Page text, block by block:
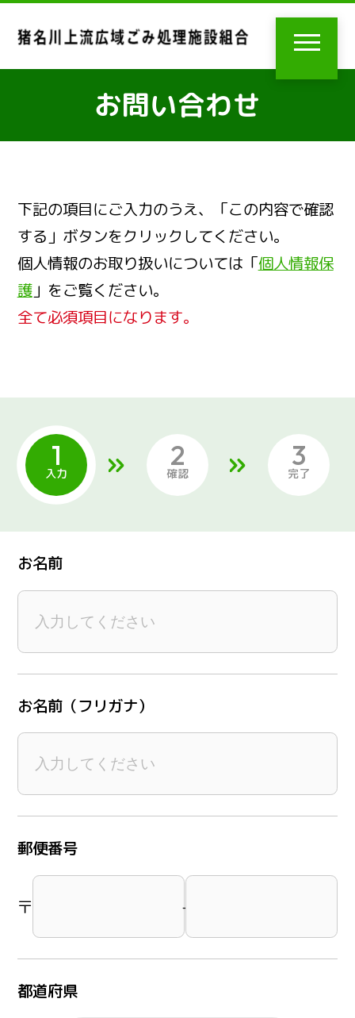
お問い合わせ
下記の項目にご入力のうえ、「この内容で確認
する」ボタンをクリックしてください。
個人情報のお取り扱いについては「個人情報保
護」をご覧ください。
全て必須項目になります。
入力 確認 完了
お名前
お名前（フリガナ）
郵便番号
〒 -
都道府県